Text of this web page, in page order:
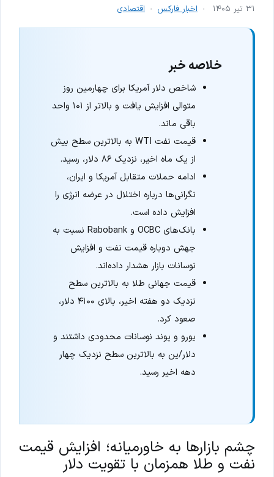
۳۱ تیر ۱۴۰۵ اخبار فارکس اقتصادی
خلاصه خبر
شاخص دلار آمریکا برای چهارمین روز
متوالی افزایش یافت و بالاتر از ۱۰۱ واحد
باقی ماند.
قیمت نفت WTI به بالاترین سطح بیش
از یک ماه اخیر، نزدیک ۸۶ دلار، رسید.
ادامه حملات متقابل آمریکا و ایران،
نگرانی‌ها درباره اختلال در عرضه انرژی را
افزایش داده است.
بانک‌های OCBC و Rabobank نسبت به
جهش دوباره قیمت نفت و افزایش
نوسانات بازار هشدار داده‌اند.
قیمت جهانی طلا به بالاترین سطح
نزدیک دو هفته اخیر، بالای ۴۱۰۰ دلار،
صعود کرد.
یورو و پوند نوسانات محدودی داشتند و
دلار/ین به بالاترین سطح نزدیک چهار
دهه اخیر رسید.
چشم بازارها به خاورمیانه؛ افزایش قیمت
نفت و طلا همزمان با تقویت دلار